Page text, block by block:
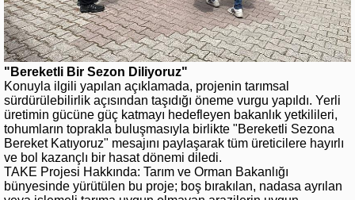
"Bereketli Bir Sezon Diliyoruz"
Konuyla ilgili yapılan açıklamada, projenin tarımsal
sürdürülebilirlik açısından taşıdığı öneme vurgu yapıldı. Yerli
üretimin gücüne güç katmayı hedefleyen bakanlık yetkilileri,
tohumların toprakla buluşmasıyla birlikte "Bereketli Sezona
Bereket Katıyoruz" mesajını paylaşarak tüm üreticilere hayırlı
ve bol kazançlı bir hasat dönemi diledi.
TAKE Projesi Hakkında: Tarım ve Orman Bakanlığı
bünyesinde yürütülen bu proje; boş bırakılan, nadasa ayrılan